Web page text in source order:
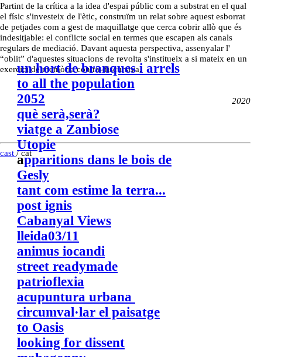
un hort de branques i arrels
to all the population
2052
què serà,serà?
viatge a Zanbiose
Utopie
apparitions dans le bois de
Gesly
tant com estime la terra...
post ignis
Cabanyal Views
lleida03/11
animus iocandi
street readymade
patrioflexia
acupuntura urbana
circumval·lar el paisatge
to Oasis
looking for dissent
Partint de la crítica a la idea d'espai públic com a substrat en el qual
el físic s'investeix de l'ètic, construïm un relat sobre aquest esborrat
de petjades com a gest de maquillatge que cerca cobrir allò que és
indesitjable: el conflicte social en termes que escapen als canals
regulars de mediació. Davant aquesta perspectiva, assenyalar l'
“oblit” d'aquestes situacions de revolta s'institueix a si mateix en un
exercici de memòria contra-discursiva.
2020
cast / cat